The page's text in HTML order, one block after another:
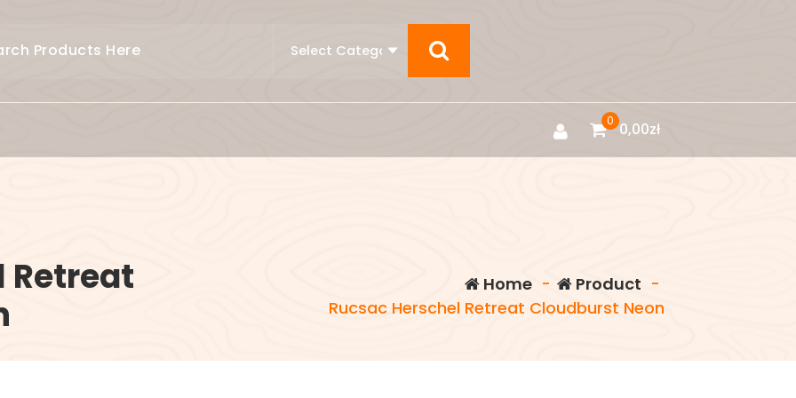
0 0,00zł
Retreat
Home - Product -
Rucsac Herschel Retreat Cloudburst Neon